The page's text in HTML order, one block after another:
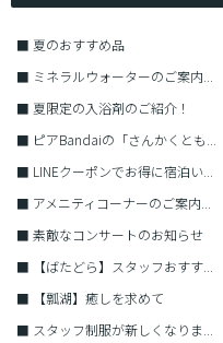
■ 夏のおすすめ品
■ ミネラルウォーターのご案内...
■ 夏限定の入浴剤のご紹介！
■ ピアBandaiの「さんかくとも...
■ LINEクーポンでお得に宿泊い...
■ アメニティコーナーのご案内...
■ 素敵なコンサートのお知らせ
■
【ばたどら】スタッフおすす...
■
【瓢湖】癒しを求めて
■ スタッフ制服が新しくなりま...